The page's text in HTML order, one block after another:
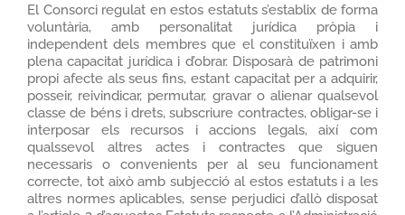
El Consorci regulat en estos estatuts s’establix de forma
voluntària, amb personalitat jurídica pròpia i
independent dels membres que el constituïxen i amb
plena capacitat jurídica i d’obrar. Disposarà de patrimoni
propi afecte als seus fins, estant capacitat per a adquirir,
posseir, reivindicar, permutar, gravar o alienar qualsevol
classe de béns i drets, subscriure contractes, obligar-se i
interposar els recursos i accions legals, així com
qualssevol altres actes i contractes que siguen
necessaris o convenients per al seu funcionament
correcte, tot això amb subjecció al estos estatuts i a les
altres normes aplicables, sense perjudici d’allò disposat